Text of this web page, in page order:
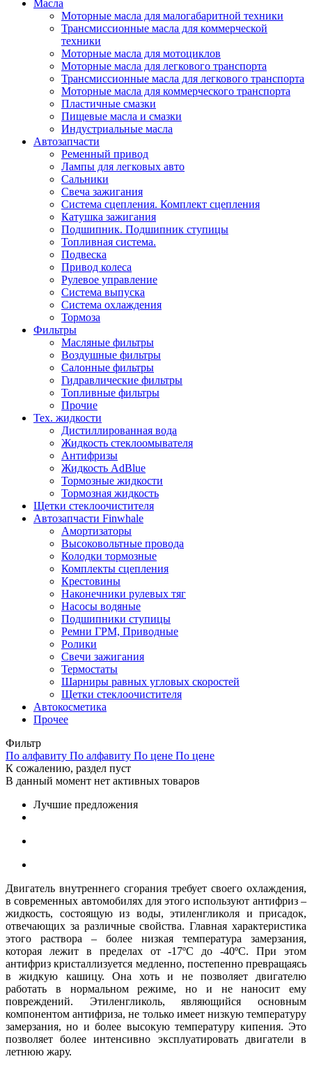
Масла
Моторные масла для малогабаритной техники
Трансмиссионные масла для коммерческой
техники
Моторные масла для мотоциклов
Моторные масла для легкового транспорта
Трансмиссионные масла для легкового транспорта
Моторные масла для коммерческого транспорта
Пластичные смазки
Пищевые масла и смазки
Индустриальные масла
Автозапчасти
Ременный привод
Лампы для легковых авто
Сальники
Свеча зажигания
Система сцепления. Комплект сцепления
Катушка зажигания
Подшипник. Подшипник ступицы
Топливная система.
Подвеска
Привод колеса
Рулевое управление
Система выпуска
Система охлаждения
Тормоза
Фильтры
Масляные фильтры
Воздушные фильтры
Салонные фильтры
Гидравлические фильтры
Топливные фильтры
Прочие
Тех. жидкости
Дистиллированная вода
Жидкость стеклоомывателя
Антифризы
Жидкость AdBlue
Тормозные жидкости
Тормозная жидкость
Щетки стеклоочистителя
Автозапчасти Finwhale
Амортизаторы
Высоковольтные провода
Колодки тормозные
Комплекты сцепления
Крестовины
Наконечники рулевых тяг
Насосы водяные
Подшипники ступицы
Ремни ГРМ, Приводные
Ролики
Свечи зажигания
Термостаты
Шарниры равных угловых скоростей
Щетки стеклоочистителя
Автокосметика
Прочее
Фильтр
По алфавиту По алфавиту По цене По цене
К сожалению, раздел пуст
В данный момент нет активных товаров
Лучшие предложения
Двигатель внутреннего сгорания требует своего охлаждения,
в современных автомобилях для этого используют антифриз –
жидкость, состоящую из воды, этиленгликоля и присадок,
отвечающих за различные свойства. Главная характеристика
этого раствора – более низкая температура замерзания,
которая лежит в пределах от -17ºС до -40ºС. При этом
антифриз кристаллизуется медленно, постепенно превращаясь
в жидкую кашицу. Она хоть и не позволяет двигателю
работать в нормальном режиме, но и не наносит ему
повреждений. Этиленгликоль, являющийся основным
компонентом антифриза, не только имеет низкую температуру
замерзания, но и более высокую температуру кипения. Это
позволяет более интенсивно эксплуатировать двигатели в
летнюю жару.